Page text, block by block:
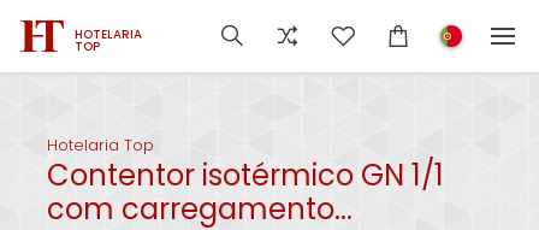
HOTELARIA
TOP
Hotelaria Top
Contentor isotérmico GN 1/1
com carregamento...